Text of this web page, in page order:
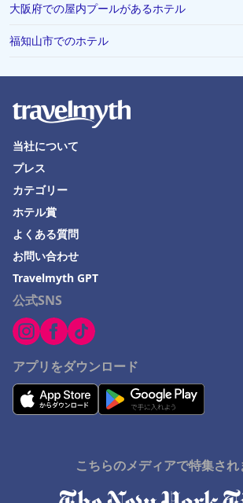
ニューヨークでのホテル
敦賀市でのホテル
糸魚川市でのホテル
壱岐市でのホテル
大阪府での屋内プールがあるホテル
福知山市でのホテル
公式SNS
アプリをダウンロード
当社について
プレス
カテゴリー
ホテル賞
よくある質問
お問い合わせ
Travelmyth GPT
こちらのメディアで特集され